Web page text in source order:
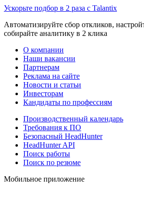
Ускорьте подбор в 2 раза с Talantix
Автоматизируйте сбор откликов,
собирайте аналитику в 2 клика
О компании
Наши вакансии
Партнерам
Реклама на сайте
Новости и статьи
Инвесторам
Кандидаты по профессиям
Производственный календарь
Требования к ПО
Безопасный HeadHunter
HeadHunter API
Поиск работы
Поиск по резюме
Мобильное приложение